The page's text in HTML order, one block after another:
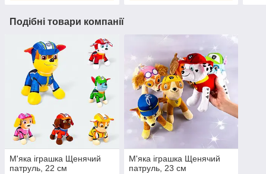
Подібні товари компанії
М'яка іграшка Щенячий
патруль, 22 см
М'яка іграшка Щенячий
патруль, 23 см